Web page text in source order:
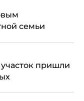
семьи
пришли